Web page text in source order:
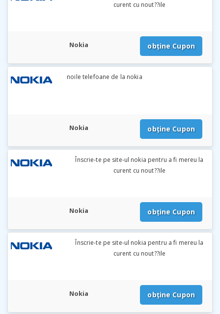
curent cu nout??ile
Nokia obține Cupon
noile telefoane de la nokia
Nokia obține Cupon
Înscrie-te pe site-ul nokia pentru a fi mereu la
curent cu nout??ile
Nokia obține Cupon
Înscrie-te pe site-ul nokia pentru a fi mereu la
curent cu nout??ile
Nokia obține Cupon